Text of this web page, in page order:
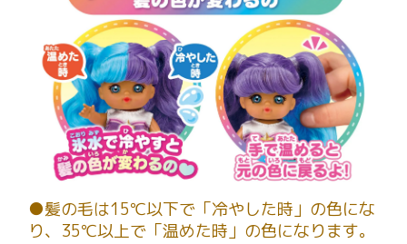
●髪の毛は15℃以下で「冷やした時」の色にな
り、35℃以上で「温めた時」の色になります。